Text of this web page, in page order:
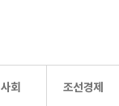
사회 조선경제